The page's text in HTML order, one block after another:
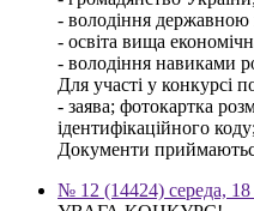
- володіння державною
- освіта вища
- володіння навиками
Для участі у конкурсі
- заява; фотокартка
ідентифікаційного
Документи
№ 12 (14424) середа,